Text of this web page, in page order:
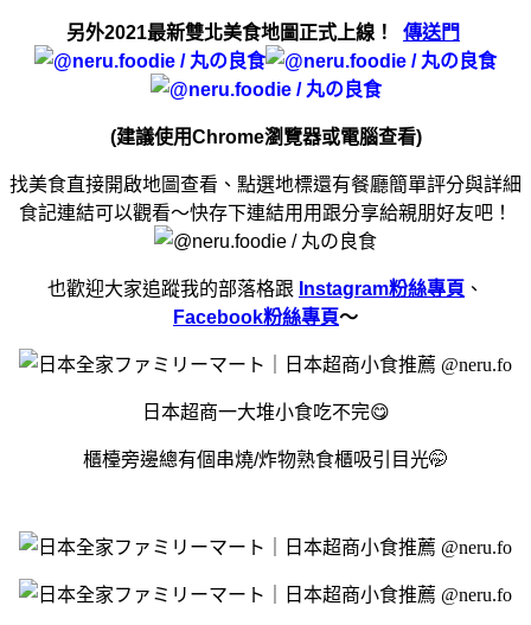
另外2021最新雙北美食地圖正式上線！ 傳送門
(建議使用Chrome瀏覽器或電腦查看)
找美食直接開啟地圖查看、點選地標還有餐廳簡單評分與詳細
食記連結可以觀看～快存下連結用用跟分享給親朋好友吧！
也歡迎大家追蹤我的部落格跟 Instagram粉絲專頁 、
Facebook粉絲專頁～
日本超商一大堆小食吃不完😋
櫃檯旁邊總有個串燒/炸物熟食櫃吸引目光🤭